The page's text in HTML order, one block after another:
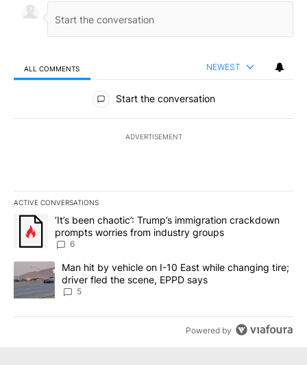
ALL COMMENTS NEWEST
All Comments
Start the conversation
ADVERTISEMENT
ACTIVE CONVERSATIONS
The following is a list of the most commented articles in the last
A trending article titled "‘It’s been chaotic’: Trump’s
‘It’s been chaotic’: Trump’s immigration crackdown
prompts worries from industry groups
6
A trending article titled "Man hit by vehicle on I-10 East while
Man hit by vehicle on I-10 East while changing tire;
driver fled the scene, EPPD says
5
Powered by